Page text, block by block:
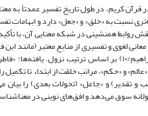
کریم، در طول تاریخ تفسیر عمدتاً به
نسبت به «خلق» و «جعل» دارد و ابهامات
روابط همنشینی در شبکه معنایی آن، با
لغوی و تفسیری از منابع معتبر (مانند
«فاطر» (فاطر/۱، یوسف/۱۰۱، انعام/۱۴، زمر/۴۶، شوری/۱۱،
و «حکم»، مراتب خلقت از ابتداء تا
و تقدیر) و «جاعل» (تحولات بعدی) را
سوق می‌دهد و افق‌های نوینی در